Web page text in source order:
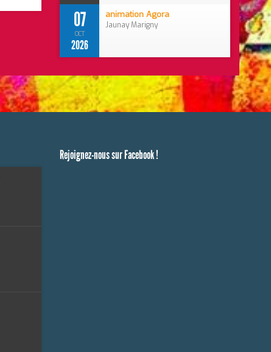
07
OCT
2026
animation Agora
Jaunay Marigny
Rejoignez-nous sur Facebook !